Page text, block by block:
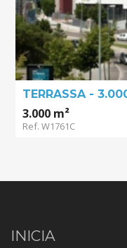
TERRASSA -
3.000 m²
Ref. W1761C
INICIA